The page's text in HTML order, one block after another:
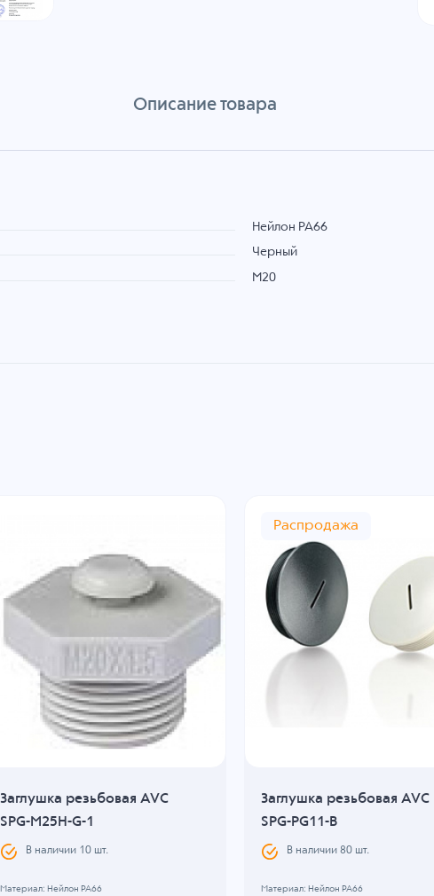
Описание товара
Нейлон PA66
Черный
M20
Заглушка резьбовая AVC
SPG-M25H-G-1
В наличии 10шт.
Материал: Нейлон PA66
Распродажа
Заглушка резьбовая AVC
SPG-PG11-B
В наличии 80шт.
Материал: Нейлон PA66